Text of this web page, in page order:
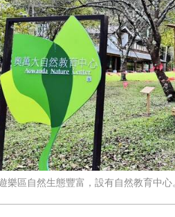
樂區自然生態豐富，設有自然教育中心